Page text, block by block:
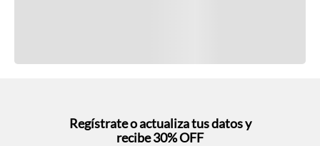
Regístrate o actualiza tus datos y
recibe 30% OFF